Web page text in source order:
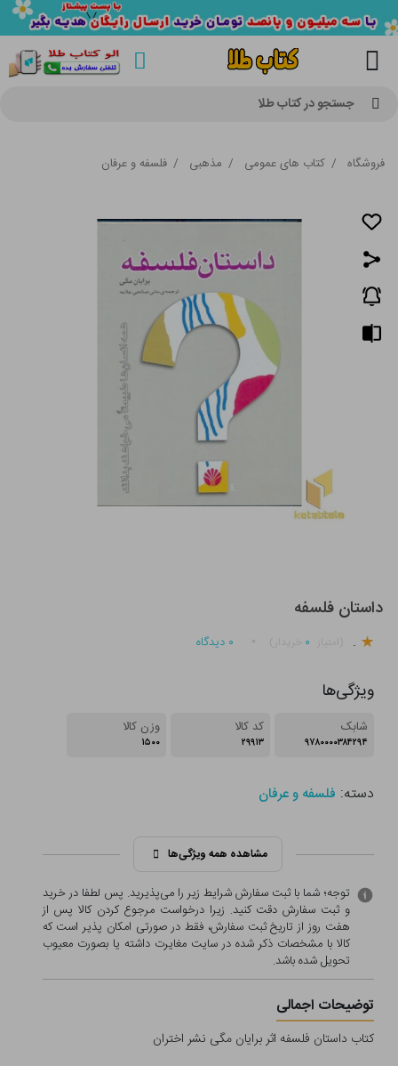
جستجو در کتاب طلا
فروشگاه / کتاب های عمومی / مذهبی / فلسفه و عرفان
داستان فلسفه
. ۰ ۰ دیدگاه
ویژگی‌ها
شابک
۹۷۸۰۰۰۰۳۸۴۲۹۴
کد کالا
۲۹۹۱۳
وزن کالا
۱۵۰۰
دسته: فلسفه و عرفان
مشاهده همه ویژگی‌ها
توجه؛ شما با ثبت سفارش شرایط زیر را می‌پذیرید. پس لطفا در خرید
و ثبت سفارش دقت کنید. زیرا درخواست مرجوع کردن کالا پس از
هفت روز از تاریخ ثبت سفارش، فقط در صورتی امکان پذیر است که
کالا با مشخصات ذکر شده در سایت مغایرت داشته یا بصورت معيوب
تحویل شده باشد.
توضیحات اجمالی
کتاب داستان فلسفه اثر برایان مگی نشر اختران